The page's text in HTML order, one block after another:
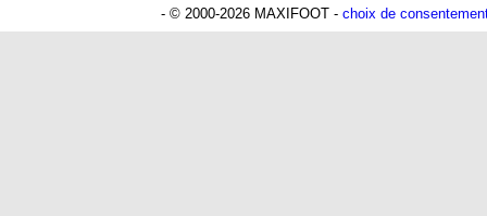
- © 2000-2026 MAXIFOOT - choix de